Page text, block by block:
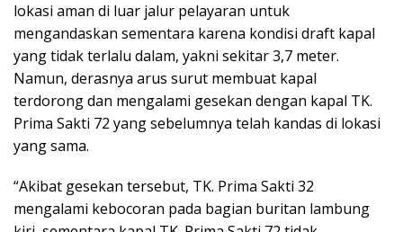
lokasi aman di luar jalur pelayaran untuk
mengandaskan sementara karena kondisi draft kapal
yang tidak terlalu dalam, yakni sekitar 3,7 meter.
Namun, derasnya arus surut membuat kapal
terdorong dan mengalami gesekan dengan kapal TK.
Prima Sakti 72 yang sebelumnya telah kandas di lokasi
yang sama.
“Akibat gesekan tersebut, TK. Prima Sakti 32
mengalami kebocoran pada bagian buritan lambung